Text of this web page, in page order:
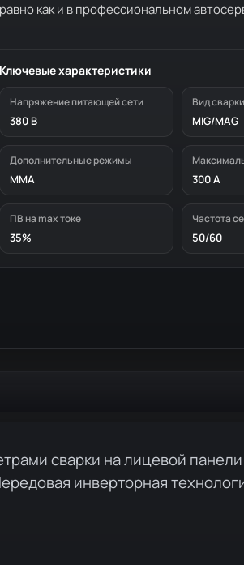
как и в профессиональном
характеристики
Напряжение питающей сети
380 В
Вид сварки
MIG/MAG
Дополнительные режимы
MMA 300 А
ПВ на max токе
35%
Частота
50/60
сварки на лицевой
инверторная